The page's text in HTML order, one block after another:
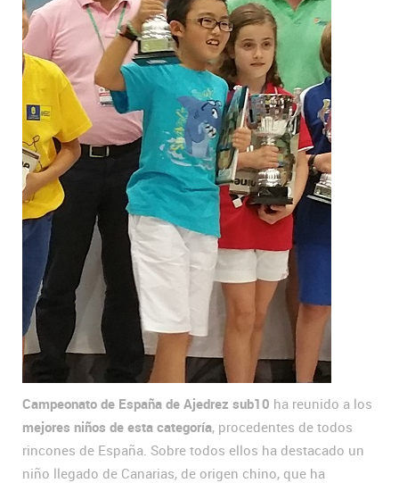
Campeonato de España de Ajedrez sub10 ha reunido a los
mejores niños de esta categoría, procedentes de todos
rincones de España. Sobre todos ellos ha destacado un
niño llegado de Canarias, de origen chino, que ha